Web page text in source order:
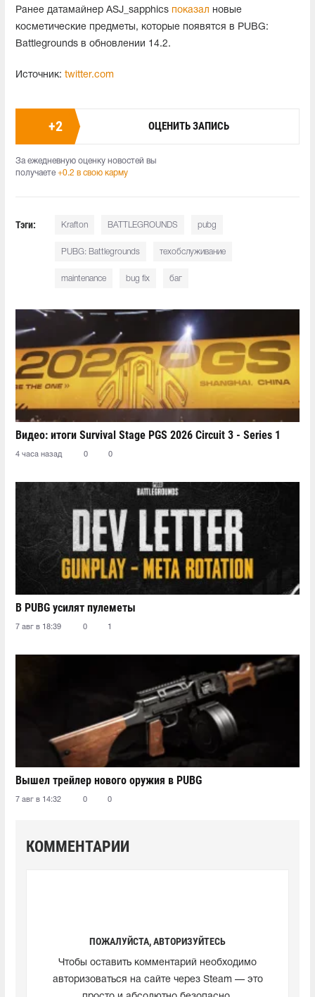
Ранее датамайнер ASJ_sapphics показал новые
косметические предметы, которые появятся в PUBG:
Battlegrounds в обновлении 14.2.
Источник: twitter.com
+2 ОЦЕНИТЬ ЗАПИСЬ
За ежедневную оценку новостей вы
получаете +0.2 в свою карму
Тэги: Krafton BATTLEGROUNDS pubg
PUBG: Battlegrounds техобслуживание
maintenance bug fix баг
Видео: итоги Survival Stage PGS 2026 Circuit 3 - Series 1
4 часа назад 0 0
В PUBG усилят пулеметы
7 авг в 18:39 0 1
Вышел трейлер нового оружия в PUBG
7 авг в 14:32 0 0
КОММЕНТАРИИ
ПОЖАЛУЙСТА, АВТОРИЗУЙТЕСЬ
Чтобы оставить комментарий необходимо
авторизоваться на сайте через Steam — это